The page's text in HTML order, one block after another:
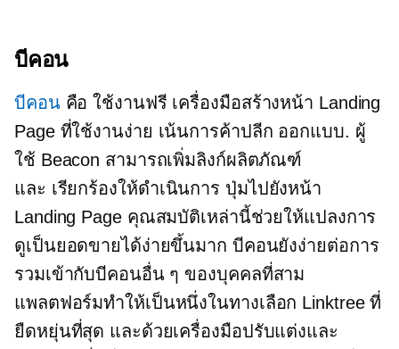
บีคอน
บีคอนคือใช้งานฟรี เครื่องมือสร้างหน้า Landing
Page ที่ใช้งานง่าย เน้นการค้าปลีก ออกแบบ. ผู้
ใช้ Beacon สามารถเพิ่มลิงก์ผลิตภัณฑ์
และ เรียกร้องให้ดำเนินการ ปุ่มไปยังหน้า
Landing Page คุณสมบัติเหล่านี้ช่วยให้แปลงการ
ดูเป็นยอดขายได้ง่ายขึ้นมาก บีคอนยังง่ายต่อการ
รวมเข้ากับบีคอนอื่น ๆ ของบุคคลที่สาม
แพลตฟอร์มทำให้เป็นหนึ่งในทางเลือก Linktree ที่
ยืดหยุ่นที่สุด และด้วยเครื่องมือปรับแต่งและ